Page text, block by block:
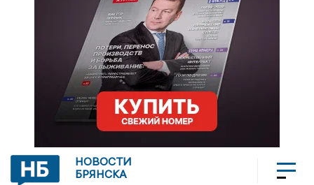
НОВОСТИ
БРЯНСКА